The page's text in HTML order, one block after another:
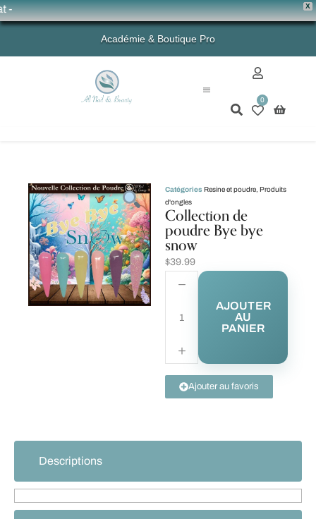
X
💗
Académie & Boutique Pro
0
Catégories Resine et poudre Produits
d'ongles
Collection de
poudre Bye bye
snow
$39.99
AJOUTER
AU
PANIER
Ajouter au favoris
Descriptions